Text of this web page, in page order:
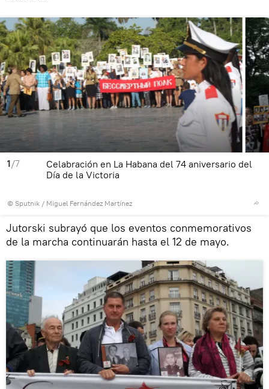
1/7
© Sputnik / Miguel Fernández Martínez
Celabración en La Habana del 74 aniversario del
Día de la Victoria
Jutorski subrayó que los eventos conmemorativos
de la marcha continuarán hasta el 12 de mayo.